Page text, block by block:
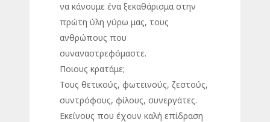
να κάνουμε ένα ξεκαθάρισμα στην
πρώτη ύλη γύρω μας, τους
ανθρώπους που
συναναστρεφόμαστε.
Ποιους κρατάμε;
Τους θετικούς, φωτεινούς, ζεστούς,
συντρόφους, φίλους, συνεργάτες.
Εκείνους που έχουν καλή επίδραση